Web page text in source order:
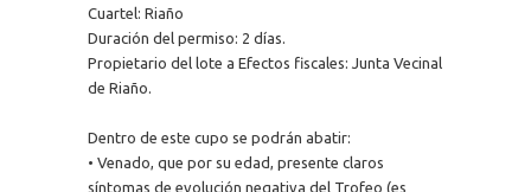
Cuartel: Riaño
Duración del permiso: 2 días.
Propietario del lote a Efectos fiscales: Junta Vecinal
de Riaño.
Dentro de este cupo se podrán abatir:
• Venado, que por su edad, presente claros
síntomas de evolución negativa del Trofeo (es